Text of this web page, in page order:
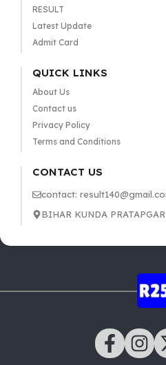
RESULT
Latest Update
Admit Card
QUICK LINKS
About Us
Contact us
Privacy Policy
Terms and Conditions
CONTACT US
contact:
BIHAR KUNDA